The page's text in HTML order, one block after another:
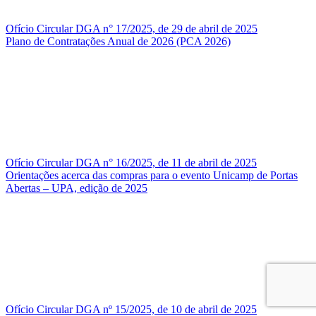
Ofício Circular DGA n° 17/2025, de 29 de abril de 2025
Plano de Contratações Anual de 2026 (PCA 2026)
Ofício Circular DGA n° 16/2025, de 11 de abril de 2025
Orientações acerca das compras para o evento Unicamp de Portas
Abertas – UPA, edição de 2025
Ofício Circular DGA nº 15/2025, de 10 de abril de 2025